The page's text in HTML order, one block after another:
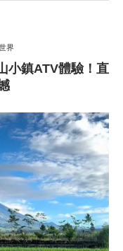
界
小鎮ATV體驗！直